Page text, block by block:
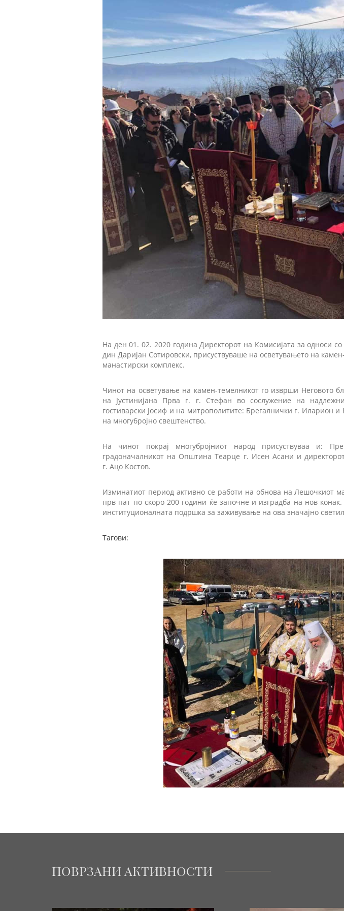
На ден 01. 02. 2020 година Директорот на Комисијата за односи
дин Даријан Сотировски, присуствуваше на осветувањето на
манастирски комплекс.
Чинот на осветување на камен-темелникот го изврши Неговото
на Јустинијана Прва г. г. Стефан во сослужение на
гостиварски Јосиф и на митрополитите: Брегалнички г. Иларион и
на многубројно свештенство.
На чинот покрај многубројниот народ присуствуваа и:
градоначалникот на Општина Теарце г. Исен Асани и
г. Ацо Костов.
Изминатиот период активно се работи на обнова на Лешочкиот
прв пат по скоро 200 години ќе започне и изградба на нов
институционалната подршка за заживување на ова значајно
Тагови:
ПОВРЗАНИ АКТИВНОСТИ